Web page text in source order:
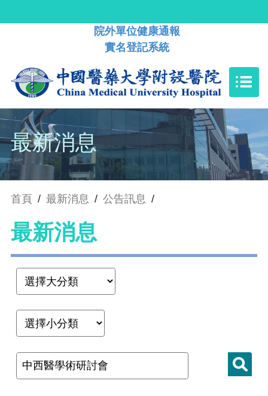
院外單位健康通報
實名登記系統
最新消息
首頁 / 最新消息 / 公告訊息 /
最新消息